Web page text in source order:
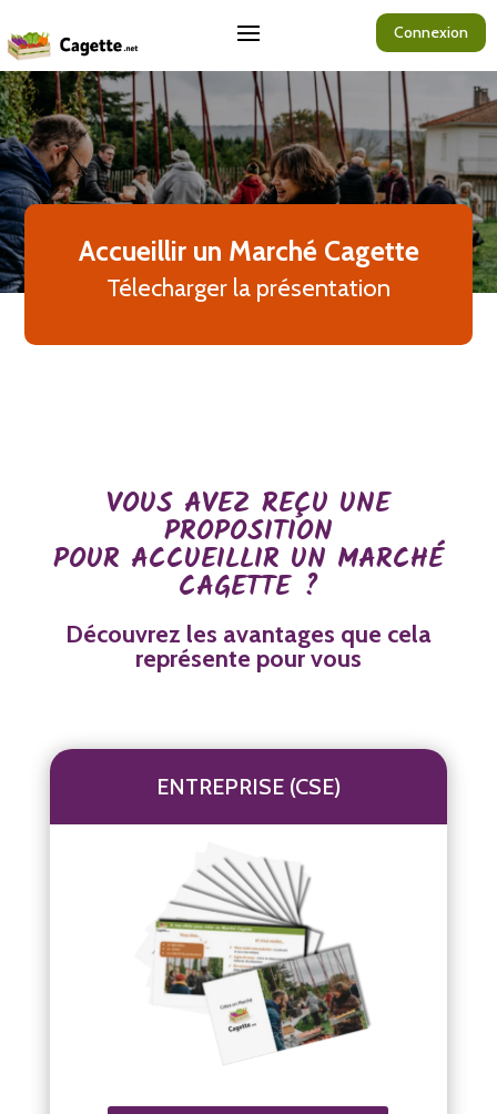
Connexion
Accueillir un Marché Cagette
Télecharger la présentation
VOUS AVEZ REÇU UNE
PROPOSITION
POUR ACCUEILLIR UN MARCHÉ
CAGETTE ?
Découvrez les avantages que cela
représente pour vous
ENTREPRISE (CSE)